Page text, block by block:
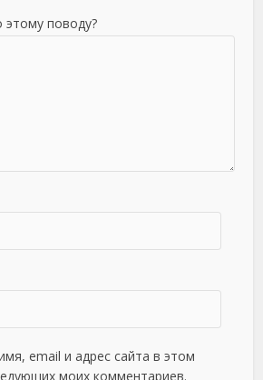
поводу?
email и адрес сайта в этом
моих комментариев.